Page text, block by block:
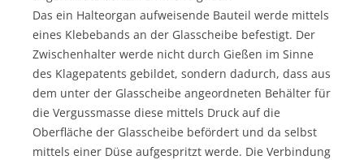
Das ein Halteorgan aufweisende Bauteil werde mittels
eines Klebebands an der Glasscheibe befestigt. Der
Zwischenhalter werde nicht durch Gießen im Sinne
des Klagepatents gebildet, sondern dadurch, dass aus
dem unter der Glasscheibe angeordneten Behälter für
die Vergussmasse diese mittels Druck auf die
Oberfläche der Glasscheibe befördert und da selbst
mittels einer Düse aufgespritzt werde. Die Verbindung